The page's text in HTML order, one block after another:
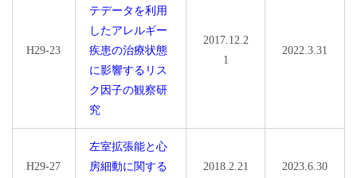
H29-23
テデータを利用
したアレルギー
疾患の治療状態
に影響するリス
ク因子の観察研
究
2017.12.2
1
2022.3.31
H29-27
左室拡張能と心
房細動に関する
2018.2.21 2023.6.30